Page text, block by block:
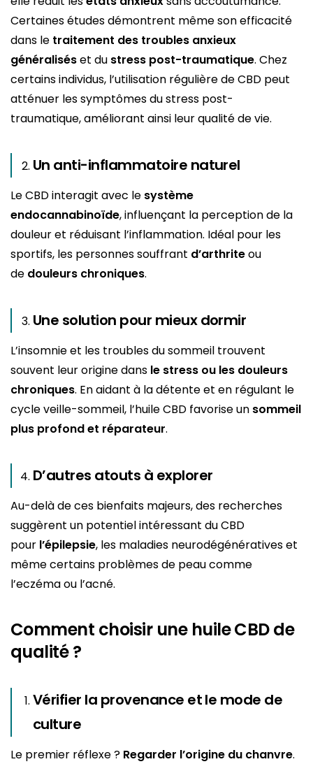
Certaines études démontrent même son efficacité
dans le traitement des troubles anxieux
généraliséset du stress post-traumatique. Chez
certains individus, l’utilisation régulière de CBD peut
atténuer les symptômes du stress post-
traumatique, améliorant ainsi leur qualité de vie.
Un anti-inflammatoire naturel
Le CBD interagit avec le système
endocannabinoïde, influençant la perception de la
douleur et réduisant l’inflammation. Idéal pour les
sportifs, les personnes souffrant d’arthriteou
de douleurs chroniques.
Une solution pour mieux dormir
L’insomnie et les troubles du sommeil trouvent
souvent leur origine dans le stress ou les douleurs
chroniques. En aidant à la détente et en régulant le
cycle veille-sommeil, l’huile CBD favorise un sommeil
plus profond et réparateur.
D’autres atouts à explorer
Au-delà de ces bienfaits majeurs, des recherches
suggèrent un potentiel intéressant du CBD
pour l’épilepsie, les maladies neurodégénératives et
même certains problèmes de peau comme
l’eczéma ou l’acné.
Comment choisir une huile CBD de
qualité ?
Vérifier la provenance et le mode de
culture
Le premier réflexe ? Regarder l’origine du chanvre.